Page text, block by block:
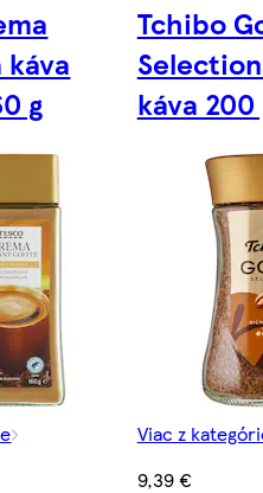
g
Tchibo
káva 200
Viac z
9,39 €